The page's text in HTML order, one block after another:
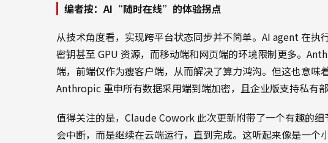
编者按：AI“随时在线”的体验拐点
从技术角度看，实现跨平台状态同步并不简单。AI agent 在执
密钥甚至 GPU 资源，而移动端和网页端的环境限制更多。
端，前端仅作为瘦客户端，从而解决了算力鸿沟。但这也意
Anthropic 重申所有数据采用端到端加密，且企业版支持私有部
值得关注的是，Claude Cowork 此次更新附带了一个有趣的
会中断，而是继续在云端运行，直到完成。这听起来像是一个